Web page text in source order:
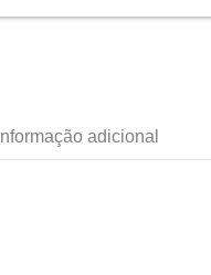
Informação adicional